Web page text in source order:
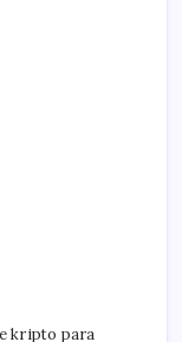
kripto para